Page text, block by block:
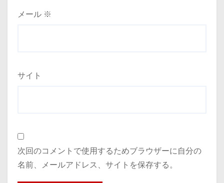
メール ※
サイト
次回のコメントで使用するためブラウザーに自分の
名前、メールアドレス、サイトを保存する。